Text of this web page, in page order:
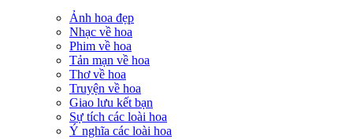
Ảnh hoa đẹp
Nhạc về hoa
Phim về hoa
Tản mạn về hoa
Thơ về hoa
Truyện về hoa
Giao lưu kết bạn
Sự tích các loài hoa
Ý nghĩa các loài hoa